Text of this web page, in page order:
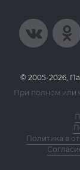
© 2005-2026,
При полном или
Политика в